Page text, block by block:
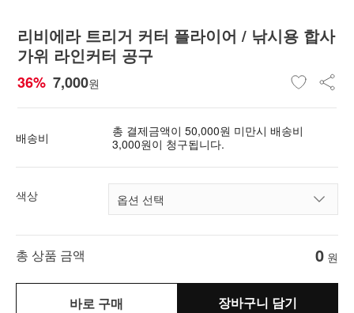
리비에라 트리거 커터 플라이어 / 낚시용 합사
가위 라인커터 공구
36% 7,000원
배송비
총 결제금액이 50,000원 미만시 배송비
3,000원이 청구됩니다.
색상
총 상품 금액 0 원
바로 구매 장바구니 담기